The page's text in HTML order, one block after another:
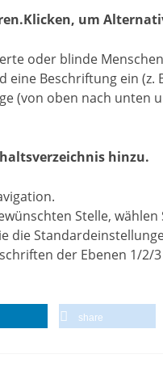
um
oder blinde
Beschriftung ein (z.
(von oben nach unten
hinzu.
Stelle, wählen
die
der Ebenen 1/2/
share